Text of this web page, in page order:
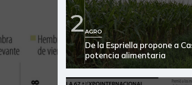
2AGRO
De la Espriella propone a
potencia alimentaria